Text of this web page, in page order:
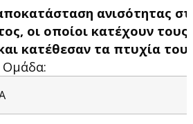
ανισότητας
οι οποίοι κατέχουν
κατέθεσαν τα πτυχία
Ομάδα: